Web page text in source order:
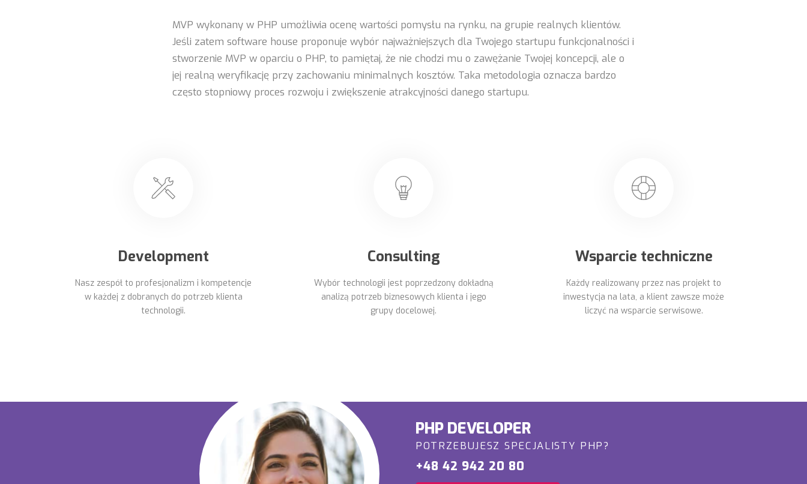
MVP wykonany w PHP umożliwia ocenę wartości pomysłu na rynku, na grupie realnych klientów.
Jeśli zatem software house proponuje wybór najważniejszych dla Twojego startupu funkcjonalności i
stworzenie MVP w oparciu o PHP, to pamiętaj, że nie chodzi mu o zawężanie Twojej koncepcji, ale o
jej realną weryfikację przy zachowaniu minimalnych kosztów. Taka metodologia oznacza bardzo
często stopniowy proces rozwoju i zwiększenie atrakcyjności danego startupu.
Development
Nasz zespół to profesjonalizm i kompetencje
w każdej z dobranych do potrzeb klienta
technologii.
Consulting
Wybór technologii jest poprzedzony dokładną
analizą potrzeb biznesowych klienta i jego
grupy docelowej.
Wsparcie techniczne
Każdy realizowany przez nas projekt to
inwestycja na lata, a klient zawsze może
liczyć na wsparcie serwisowe.
PHP DEVELOPER
POTRZEBUJESZ SPECJALISTY PHP?
+48 42 942 20 80